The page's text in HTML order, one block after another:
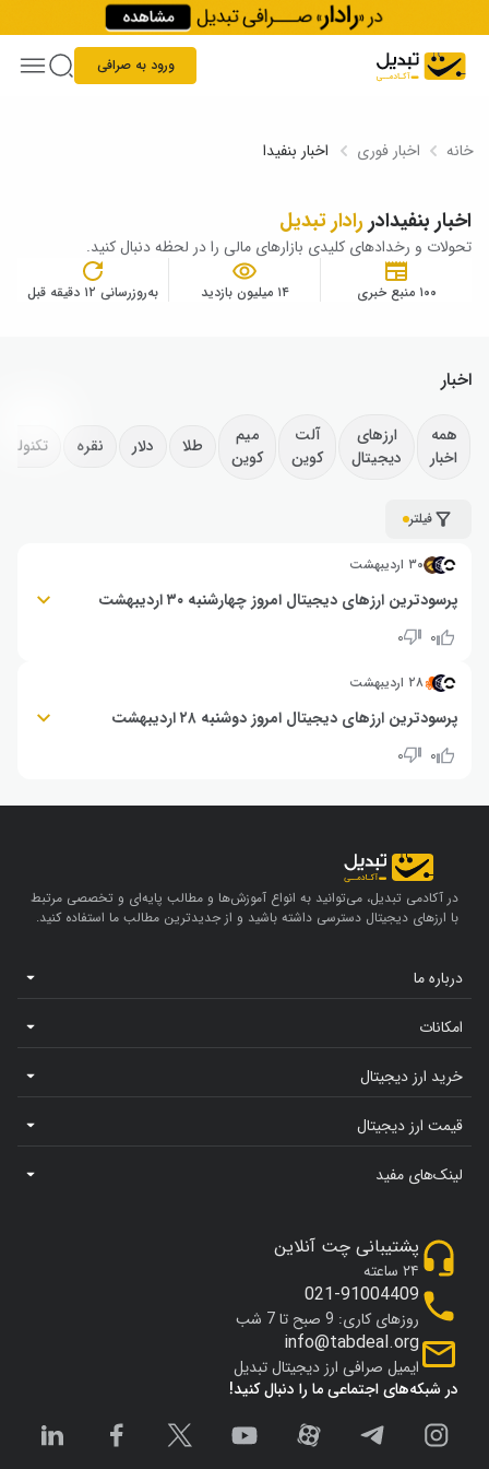
Skip to content
ورود به صرافی
خانه اخبار فوری اخبار بنفیدا
اخبار بنفیدادر رادار تبدیل
تحولات و رخدادهای کلیدی بازارهای مالی را در لحظه دنبال کنید.
۱۰۰ منبع خبری ۱۴ میلیون بازدید به‌روزرسانی ۱۲ دقیقه قبل
اخبار
همه
اخبار
ارزهای
دیجیتال
آلت
کوین
میم
کوین
طلا دلار نقره
فیلتر
۳۰ اردیبهشت
پرسودترین ارزهای دیجیتال امروز چهارشنبه ۳۰ اردیبهشت
نیوماین: ۵۸٪+ | اوپن ادن: ۴۶٪+ | بنفیدا: ۲۹٪+
۰ ۰
۲۸ اردیبهشت
پرسودترین ارزهای دیجیتال امروز دوشنبه ۲۸ اردیبهشت
اوپن ادن: ۴۲٪+ | بنفیدا: ۲۹٪+ | اوپن‌لجر: ۲۰٪+
۰ ۰
در آکادمی تبدیل، می‌توانید به انواع آموزش‌ها و مطالب پایه‌ای و تخصصی مرتبط
با ارزهای دیجیتال دسترسی داشته باشید و از جدیدترین مطالب ما استفاده کنید.
درباره ما
امکانات
خرید ارز دیجیتال
قیمت ارز دیجیتال
لینک‌های مفید
در شبکه‌های اجتماعی ما را دنبال کنید!
پشتیبانی چت آنلاین
۲۴ ساعته
021-91004409
روزهای کاری: 9 صبح تا 7 شب
info@tabdeal.org
ایمیل صرافی ارز دیجیتال تبدیل